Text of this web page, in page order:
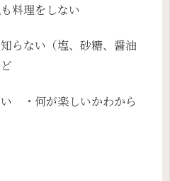
料理をしない
らない（塩、砂糖、醤油
い ・何が楽しいかわから